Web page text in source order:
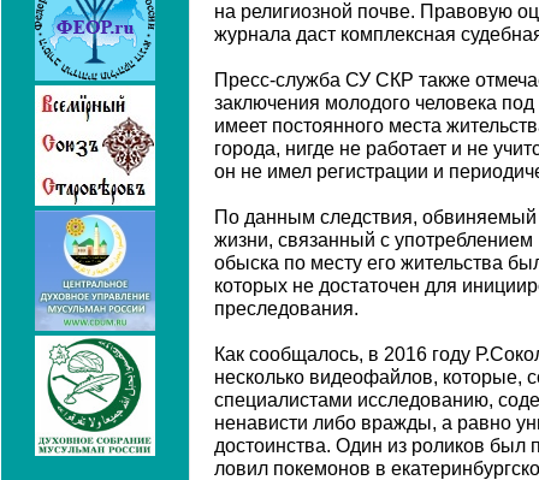
на религиозной почве. Правовую
журнала даст комплексная
Пресс-служба СУ СКР также
заключения молодого человека под
имеет постоянного места
города, нигде не работает и не
он не имел регистрации и
По данным следствия,
жизни, связанный с употреблением
обыска по месту его жительства
которых не достаточен для
преследования.
Как сообщалось, в 2016 году
несколько видеофайлов, которые,
специалистами исследованию,
ненависти либо вражды, а равно
достоинства. Один из роликов
ловил покемонов в